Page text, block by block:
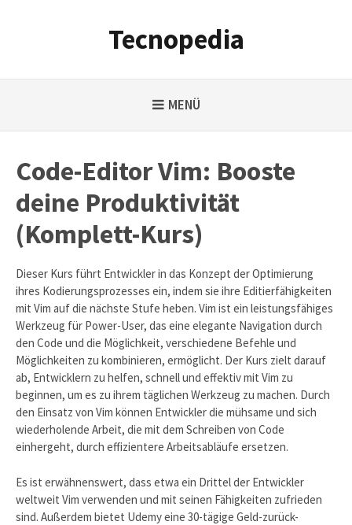
Tecnopedia
MENÜ
Code-Editor Vim: Booste
deine Produktivität
(Komplett-Kurs)
Dieser Kurs führt Entwickler in das Konzept der Optimierung
ihres Kodierungsprozesses ein, indem sie ihre Editierfähigkeiten
mit Vim auf die nächste Stufe heben. Vim ist ein leistungsfähiges
Werkzeug für Power-User, das eine elegante Navigation durch
den Code und die Möglichkeit, verschiedene Befehle und
Möglichkeiten zu kombinieren, ermöglicht. Der Kurs zielt darauf
ab, Entwicklern zu helfen, schnell und effektiv mit Vim zu
beginnen, um es zu ihrem täglichen Werkzeug zu machen. Durch
den Einsatz von Vim können Entwickler die mühsame und sich
wiederholende Arbeit, die mit dem Schreiben von Code
einhergeht, durch effizientere Arbeitsabläufe ersetzen.
Es ist erwähnenswert, dass etwa ein Drittel der Entwickler
weltweit Vim verwenden und mit seinen Fähigkeiten zufrieden
sind. Außerdem bietet Udemy eine 30-tägige Geld-zurück-